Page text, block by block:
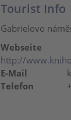
Tourist Info
Gabrielovo
Webseite
http://
E-Mail
Telefon